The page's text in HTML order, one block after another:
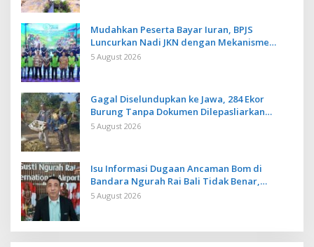
Mudahkan Peserta Bayar Iuran, BPJS
Luncurkan Nadi JKN dengan Mekanisme
Menabung
5 August 2026
Gagal Diselundupkan ke Jawa, 284 Ekor
Burung Tanpa Dokumen Dilepasliarkan
Cegah Ancaman Penyakit
5 August 2026
Isu Informasi Dugaan Ancaman Bom di
Bandara Ngurah Rai Bali Tidak Benar,
Operasional Penerbangan Lancar
5 August 2026